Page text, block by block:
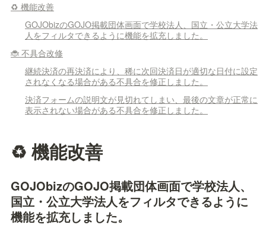
♻️ 機能改善
GOJObizのGOJO掲載団体画面で学校法人、国立・公立大学法
人をフィルタできるように機能を拡充しました。
🐞 不具合改修
継続決済の再決済により、稀に次回決済日が適切な日付に設定
されなくなる場合がある不具合を修正しました。
決済フォームの説明文が見切れてしまい、最後の文章が正常に
表示されない場合がある不具合を修正しました。
♻️ 機能改善
GOJObizのGOJO掲載団体画面で学校法人、
国立・公立大学法人をフィルタできるように
機能を拡充しました。